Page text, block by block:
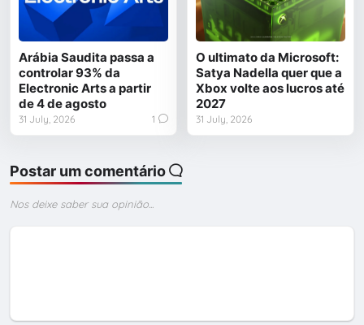
Arábia Saudita passa a
controlar 93% da
Electronic Arts a partir
de 4 de agosto
31 July, 2026 1
O ultimato da Microsoft:
Satya Nadella quer que a
Xbox volte aos lucros até
2027
31 July, 2026
Postar um comentário
Nos deixe saber sua opinião...